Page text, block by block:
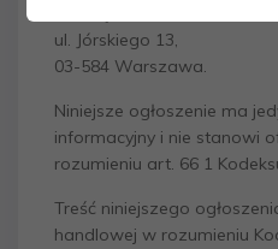
ul. Jórskiego 13,
03-584 Warszawa.
Niniejsze ogłoszenie ma
informacyjny i nie stanowi
rozumieniu art. 66 1
Treść niniejszego
handlowej w rozumieniu